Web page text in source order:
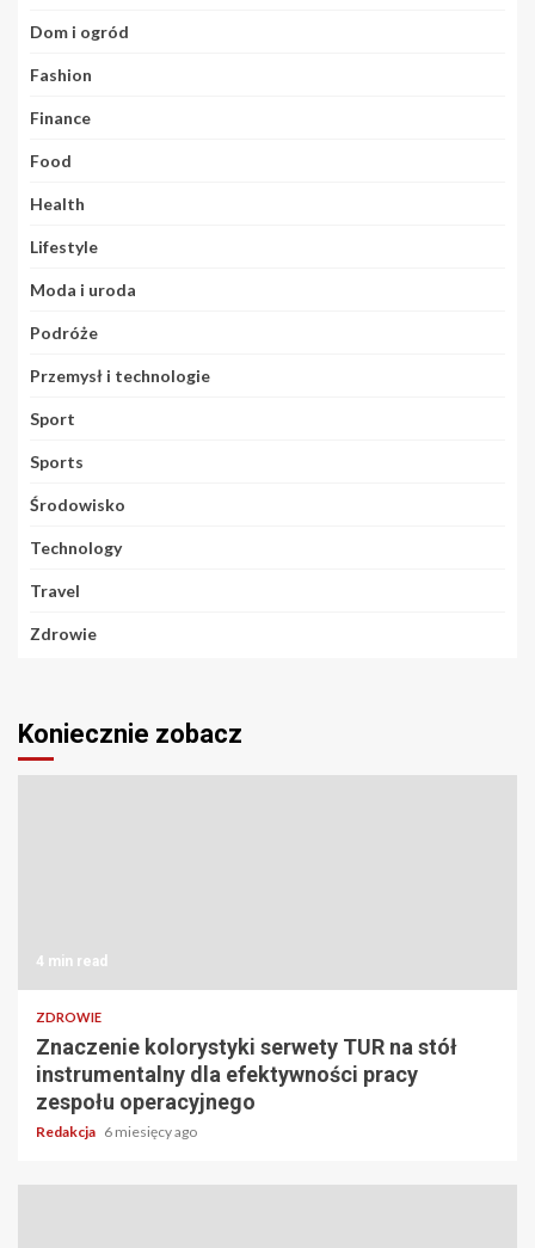
Dom i ogród
Fashion
Finance
Food
Health
Lifestyle
Moda i uroda
Podróże
Przemysł i technologie
Sport
Sports
Środowisko
Technology
Travel
Zdrowie
Koniecznie zobacz
4 min read
ZDROWIE
Znaczenie kolorystyki serwety TUR na stół
instrumentalny dla efektywności pracy
zespołu operacyjnego
Redakcja 6 miesięcy ago